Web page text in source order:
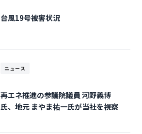
台風19号被害状況
ニュース
再エネ推進の参議院議員 河野義博
氏、地元 まやま祐一氏が当社を視察